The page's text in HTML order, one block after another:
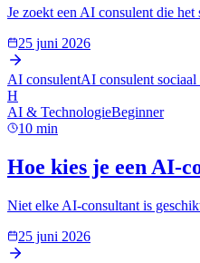
Je zoekt een AI consulent die
25 juni 2026
AI consulentAI consulent sociaal
H
AI & TechnologieBeginner
10 min
Hoe kies je een AI-
Niet elke AI-consultant is
25 juni 2026